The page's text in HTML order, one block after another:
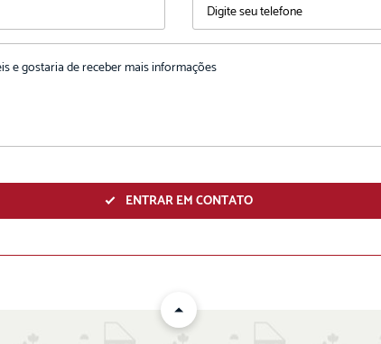
ENTRAR EM CONTATO